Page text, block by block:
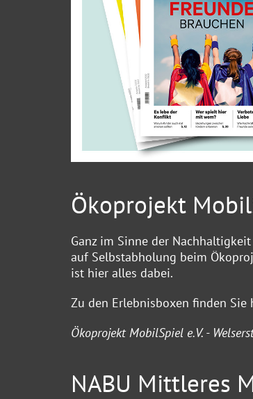
Ökoprojekt
Ganz im Sinne der
auf Selbstabholung beim
ist hier alles dabei.
Zu den Erlebnisboxen finden Sie
Ökoprojekt MobilSpiel e.V. -
NABU Mittleres